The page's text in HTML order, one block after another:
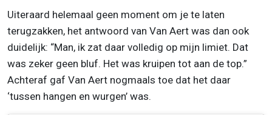
Uiteraard helemaal geen moment om je te laten
terugzakken, het antwoord van Van Aert was dan ook
duidelijk: “Man, ik zat daar volledig op mijn limiet. Dat
was zeker geen bluf. Het was kruipen tot aan de top.”
Achteraf gaf Van Aert nogmaals toe dat het daar
‘tussen hangen en wurgen’ was.